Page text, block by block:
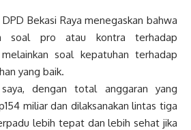
Bekasi Raya menegaskan bahwa
soal pro atau kontra terhadap
soal kepatuhan terhadap
yang baik.
saya, dengan total anggaran yang
miliar dan dilaksanakan lintas tiga
lebih tepat dan lebih sehat jika